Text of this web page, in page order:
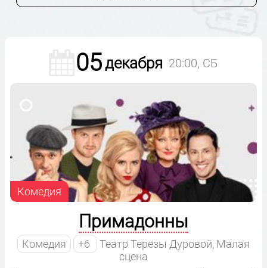
05декабря 20:00, СБ
Комедия
Примадонны
Комедия +6
Театр Терезы Дуровой, Малая
сцена